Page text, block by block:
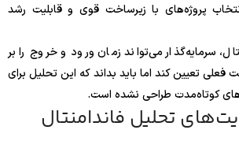
انتخاب پروژه‌های با زیرساخت قوی و قابلیت رشد
سرمایه‌گذار می‌تواند زمان ورود و خروج را بر
تعیین کند اما باید بداند که این تحلیل برای
کوتاه‌مدت طراحی نشده است.
تحلیل فاندامنتال